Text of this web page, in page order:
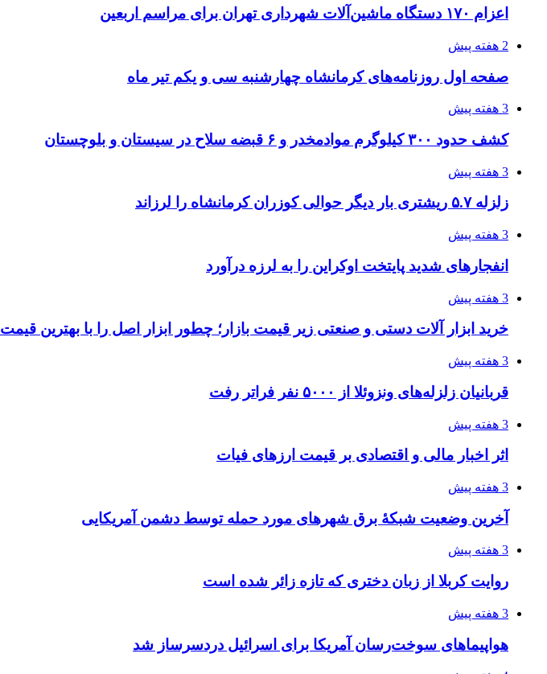
اعزام ۱۷۰ دستگاه ماشین‌آلات شهرداری تهران برای مراسم اربعین
2 هفته پیش
صفحه اول روزنامه‌های کرمانشاه چهارشنبه سی و یکم تیر ماه
3 هفته پیش
کشف حدود ۳۰۰ کیلوگرم موادمخدر و ۶ قبضه سلاح در سیستان و بلوچستان
3 هفته پیش
زلزله ۵.۷ ریشتری بار دیگر حوالی کوزران کرمانشاه را لرزاند
3 هفته پیش
انفجارهای شدید پایتخت اوکراین را به لرزه درآورد
3 هفته پیش
خرید ابزار آلات دستی و صنعتی زیر قیمت بازار؛ چطور ابزار اصل را با بهترین قیمت
3 هفته پیش
قربانیان زلزله‌های ونزوئلا از ۵۰۰۰ نفر فراتر رفت
3 هفته پیش
اثر اخبار مالی و اقتصادی بر قیمت ارزهای فیات
3 هفته پیش
آخرین وضعیت شبکۀ برق شهرهای مورد حمله توسط دشمن آمریکایی
3 هفته پیش
روایت کربلا از زبان دختری که تازه زائر شده است
3 هفته پیش
هواپیماهای سوخت‌رسان آمریکا برای اسرائیل دردسرساز شد